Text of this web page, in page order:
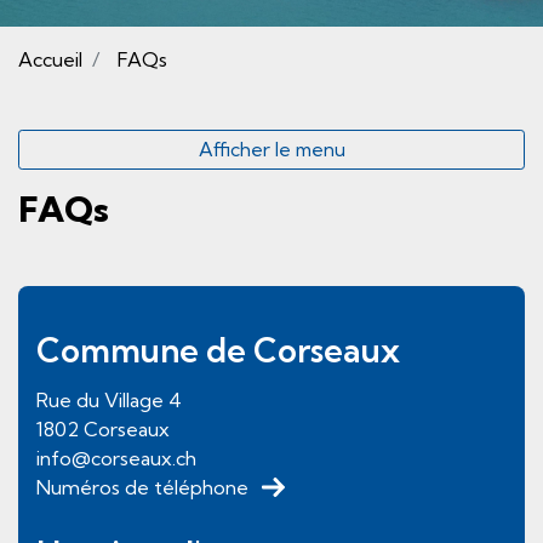
Accueil FAQs
Afficher le menu
FAQs
Pied de page
Commune de Corseaux
Rue du Village 4
1802 Corseaux
info@corseaux.ch
Numéros de téléphone